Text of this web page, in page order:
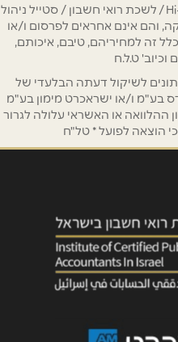
* קבוצת ישראכרט / מועדון Hi-Benenfit / לשכת רואי חשבון / סטייל ניהול
והם אינם אחראים לפרסום ו/או
זה למחיריהם, טיבם, איכותם,
ט.ל.ח
לשיקול דעתה הבלעדי של
בע"מ ו/או ישראכרט מימון בע"מ
ההלוואה או האשראי עלולה לגרור
הוצאה לפועל * טל"ח